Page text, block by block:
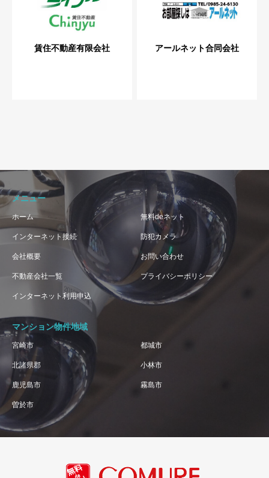
賃住不動産有限会社 アールネット合同会社
メニュー
ホーム 無料deネット
インターネット接続 防犯カメラ
会社概要 お問い合わせ
不動産会社一覧 プライバシーポリシー
インターネット利用申込
マンション物件地域
宮崎市 都城市
北諸県郡 小林市
鹿児島市 霧島市
曽於市